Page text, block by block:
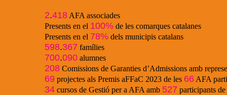
2.418 AFA associades
Presents en el 100% de les comarques catalanes
Presents en el 78% dels municipis catalans
598.367 famílies
700.090 alumnes
208 Comissions de Garanties d’Admissions amb
69 projectes als Premis aFFaC 2023 de les 66 AFA
34 cursos de Gestió per a AFA amb 527 participants de